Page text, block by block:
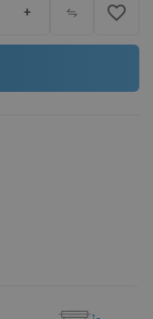
+ favorite_border